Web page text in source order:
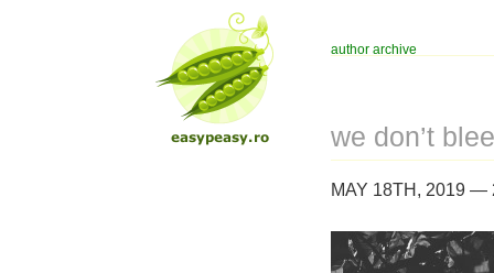
author archive
we don’t
MAY 18TH, 2019 —